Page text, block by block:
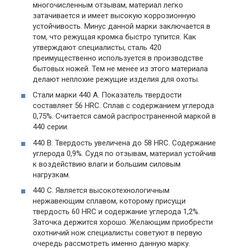
многочисленным отзывам, материал легко
затачивается и имеет высокую коррозионную
устойчивость. Минус данной марки заключается в
том, что режущая кромка быстро тупится. Как
утверждают специалисты, сталь 420
преимущественно используется в производстве
бытовых ножей. Тем не менее из этого материала
делают неплохие режущие изделия для охоты.
Стали марки 440 А. Показатель твердости
составляет 56 HRC. Сплав с содержанием углерода
0,75%. Считается самой распространенной маркой в
440 серии.
440 В. Твердость увеличена до 58 HRC. Содержание
углерода 0,9%. Судя по отзывам, материал устойчив
к воздействию влаги и большим силовым
нагрузкам.
440 С. Является высокотехнологичным
нержавеющим сплавом, которому присущи
твердость 60 HRC и содержание углерода 1,2%.
Заточка держится хорошо. Желающим приобрести
охотничий нож специалисты советуют в первую
очередь рассмотреть именно данную марку.